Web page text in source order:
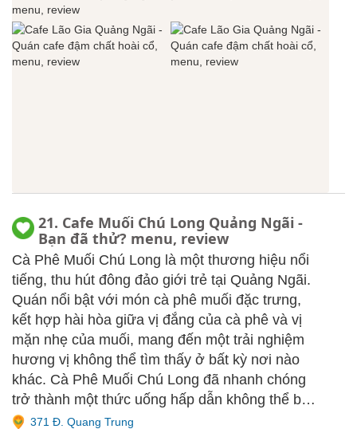
21. Cafe Muối Chú Long Quảng Ngãi -
Bạn đã thử? menu, review
Cà Phê Muối Chú Long là một thương hiệu nổi
tiếng, thu hút đông đảo giới trẻ tại Quảng Ngãi.
Quán nổi bật với món cà phê muối đặc trưng,
kết hợp hài hòa giữa vị đắng của cà phê và vị
mặn nhẹ của muối, mang đến một trải nghiệm
hương vị không thể tìm thấy ở bất kỳ nơi nào
khác. Cà Phê Muối Chú Long đã nhanh chóng
trở thành một thức uống hấp dẫn không thể bỏ
qua.371 Đ. Quang Trung